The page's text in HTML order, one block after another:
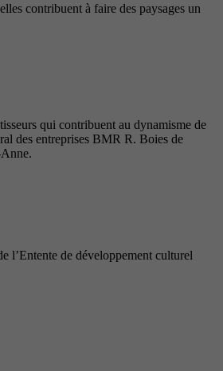
contribuent à faire des paysages un
qui contribuent au dynamisme de
des entreprises BMR R. Boies de
l’Entente de développement culturel